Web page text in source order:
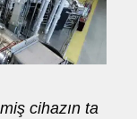
cihazın ta